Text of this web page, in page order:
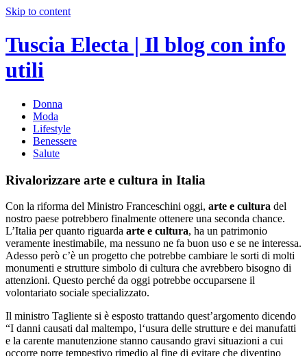
Skip to content
Tuscia Electa | Il blog con info
utili
Donna
Moda
Lifestyle
Benessere
Salute
Rivalorizzare arte e cultura in Italia
Con la riforma del Ministro Franceschini oggi, arte e cultura del
nostro paese potrebbero finalmente ottenere una seconda chance.
L’Italia per quanto riguarda arte e cultura, ha un patrimonio
veramente inestimabile, ma nessuno ne fa buon uso e se ne interessa.
Adesso però c’è un progetto che potrebbe cambiare le sorti di molti
monumenti e strutture simbolo di cultura che avrebbero bisogno di
attenzioni. Questo perché da oggi potrebbe occuparsene il
volontariato sociale specializzato.
Il ministro Tagliente si è esposto trattando quest’argomento dicendo
“I danni causati dal maltempo, l‘usura delle strutture e dei manufatti
e la carente manutenzione stanno causando gravi situazioni a cui
occorre porre tempestivo rimedio al fine di evitare che diventino